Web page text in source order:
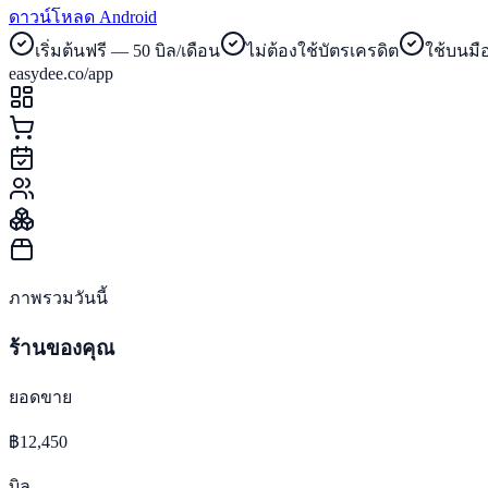
ดาวน์โหลด Android
เริ่มต้นฟรี — 50 บิล/เดือน
ไม่ต้องใช้บัตรเครดิต
ใช้บนมื
easydee.co/app
ภาพรวมวันนี้
ร้านของคุณ
ยอดขาย
฿12,450